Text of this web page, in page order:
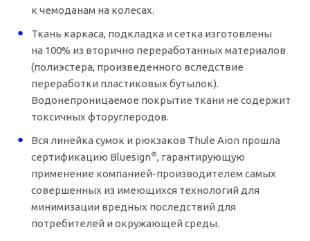
к чемоданам на колесах.
Ткань каркаса, подкладка и сетка изготовлены
на 100% из вторично переработанных материалов
(полиэстера, произведенного вследствие
переработки пластиковых бутылок).
Водонепроницаемое покрытие ткани не содержит
токсичных фторуглеродов.
Вся линейка сумок и рюкзаков Thule Aion прошла
сертификацию Bluesign®, гарантирующую
применение компанией-производителем самых
совершенных из имеющихся технологий для
минимизации вредных последствий для
потребителей и окружающей среды.